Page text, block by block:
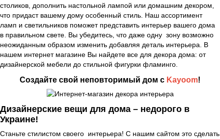
столиков, дополнить настольной лампой или домашним декором,
что придаст вашему дому особенный стиль. Наш ассортимент
ламп и светильников поможет представить интерьер вашего дома
в правильном свете. Вы убедитесь, что даже одну зону возможно
неожиданным образом изменить добавляя деталь интерьера. В
нашем интернет магазине Вы найдете все для декора дома: от
дизайнерской мебели до стильной фигурки фламинго.
Создайте свой неповторимый дом с Kayoom!
Дизайнерские вещи для дома – недорого в
Украине!
Станьте стилистом своего интерьера! С нашим сайтом это сделать